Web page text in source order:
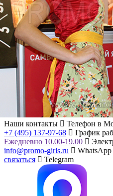
Наши контакты
Телефон в
+7 (495) 137-97-68
График
Ежедневно 10.00-19.00
info@promo-girls.ru
WhatsApp
связаться
Telegram